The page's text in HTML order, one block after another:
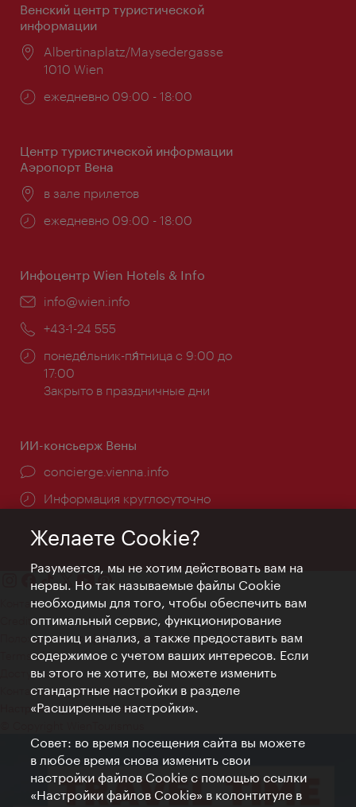
Венский центр туристической
информации
Расположение:
Albertinaplatz/Maysedergasse
1010 Wien
Часы
ежедневно 09:00 - 18:00
Центр туристической информации
Аэропорт Вена
Расположение:
в зале прилетов
Часы
ежедневно 09:00 - 18:00
Инфоцентр Wien Hotels & Info
Эл.
info@wien.info
Телефон:
+43-1-24 555
Часы
работы:
понеде́льник-пя́тница с 9:00 до
17:00
Закрыто в праздничные дни
ИИ-консьерж Вены
concierge.vienna.info
Информация круглосуточно
Контакт
Credits
Положение о конфиденциальности
Terms of Use
Доступность
Контакты для прессы
Настройки файлов Cookie
Желаете Cookie?
Разумеется, мы не хотим действовать вам на
нервы. Но так называемые файлы Cookie
необходимы для того, чтобы обеспечить вам
оптимальный сервис, функционирование
страниц и анализ, а также предоставить вам
содержимое с учетом ваших интересов. Если
вы этого не хотите, вы можете изменить
стандартные настройки в разделе
«Расширенные настройки».
Совет: во время посещения сайта вы можете
в любое время снова изменить свои
настройки файлов Cookie с помощью ссылки
«Настройки файлов Cookie» в колонтитуле в